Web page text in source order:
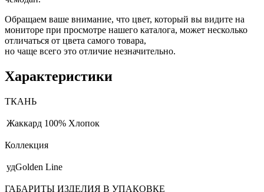
Обращаем ваше внимание, что цвет, который вы видите на
мониторе при просмотре нашего каталога, может несколько
отличаться от цвета самого товара,
но чаще всего это отличие незначительно.
Характеристики
ТКАНЬ
Жаккард 100% Хлопок
Коллекция
удGolden Line
ГАБАРИТЫ ИЗДЕЛИЯ В УПАКОВКЕ